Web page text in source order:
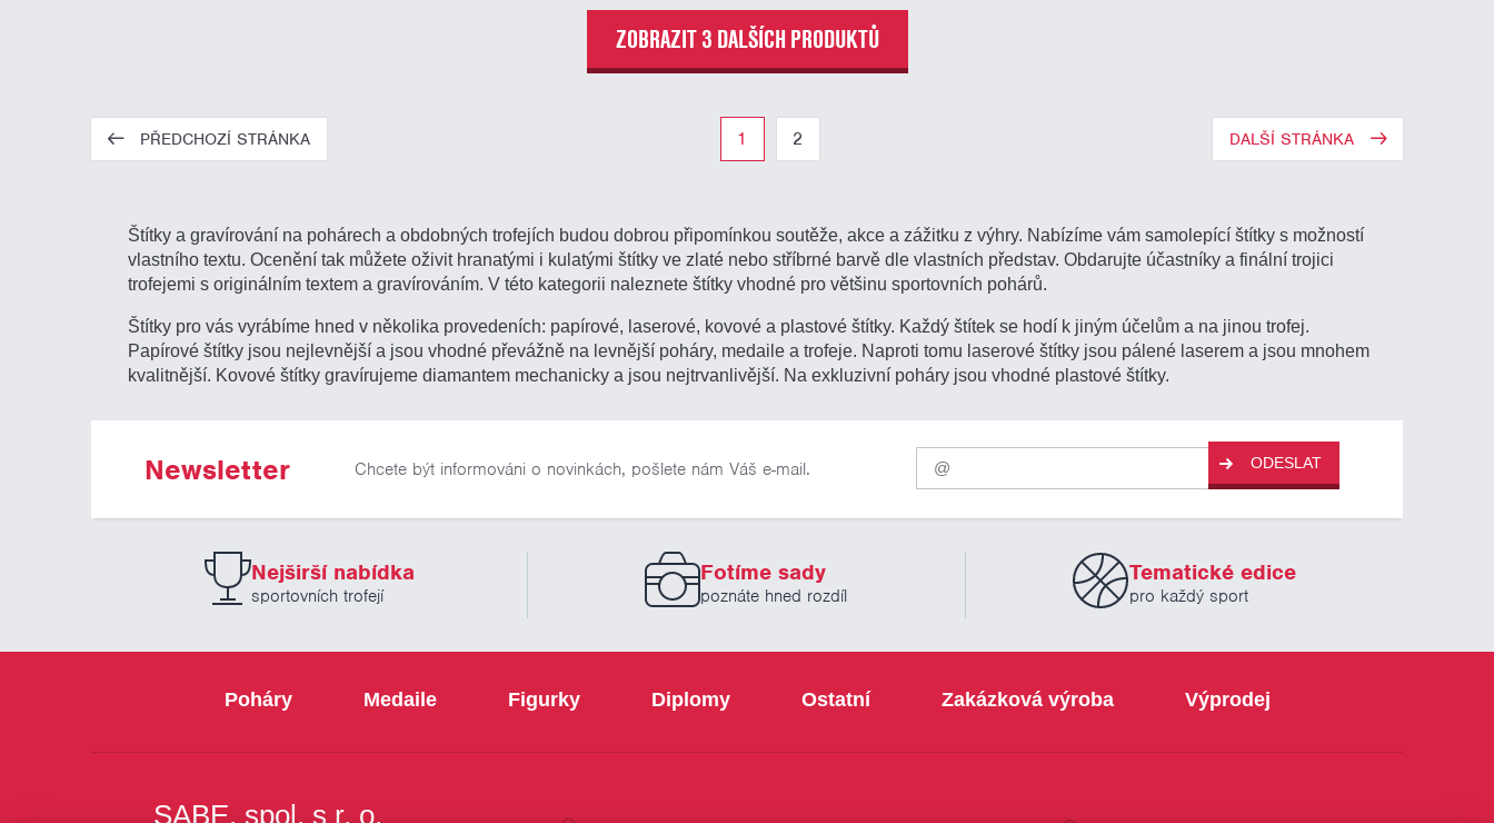
ZOBRAZIT 3 DALŠÍCH PRODUKTŮ
PŘEDCHOZÍ STRÁNKA 1 2 DALŠÍ STRÁNKA
Štítky a gravírování na pohárech a obdobných trofejích budou dobrou připomínkou soutěže, akce a zážitku z výhry. Nabízíme vám samolepící štítky s možností
vlastního textu. Ocenění tak můžete oživit hranatými i kulatými štítky ve zlaté nebo stříbrné barvě dle vlastních představ. Obdarujte účastníky a finální trojici
trofejemi s originálním textem a gravírováním. V této kategorii naleznete štítky vhodné pro většinu sportovních pohárů.
Štítky pro vás vyrábíme hned v několika provedeních: papírové, laserové, kovové a plastové štítky. Každý štítek se hodí k jiným účelům a na jinou trofej.
Papírové štítky jsou nejlevnější a jsou vhodné převážně na levnější poháry, medaile a trofeje. Naproti tomu laserové štítky jsou pálené laserem a jsou mnohem
kvalitnější. Kovové štítky gravírujeme diamantem mechanicky a jsou nejtrvanlivější. Na exkluzivní poháry jsou vhodné plastové štítky.
Newsletter Chcete být informováni o novinkách, pošlete nám Váš e-mail.
Pro
odběr
našich
novinek
ODESLAT
Nejširší nabídka
sportovních trofejí
Fotíme sady
poznáte hned rozdíl
Tematické edice
pro každý sport
Poháry Medaile Figurky Diplomy Ostatní Zakázková výroba Výprodej
SABE, spol. s r. o.